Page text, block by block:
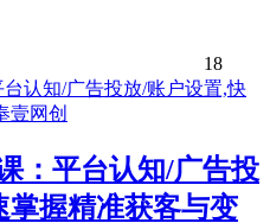
18
：平台认知/广告投
掌握精准获客与变